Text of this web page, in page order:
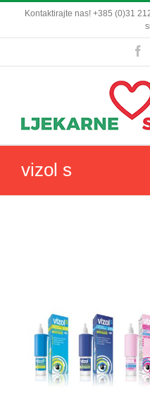
content
Kontaktirajte nas! +385 (0)31
vizol s